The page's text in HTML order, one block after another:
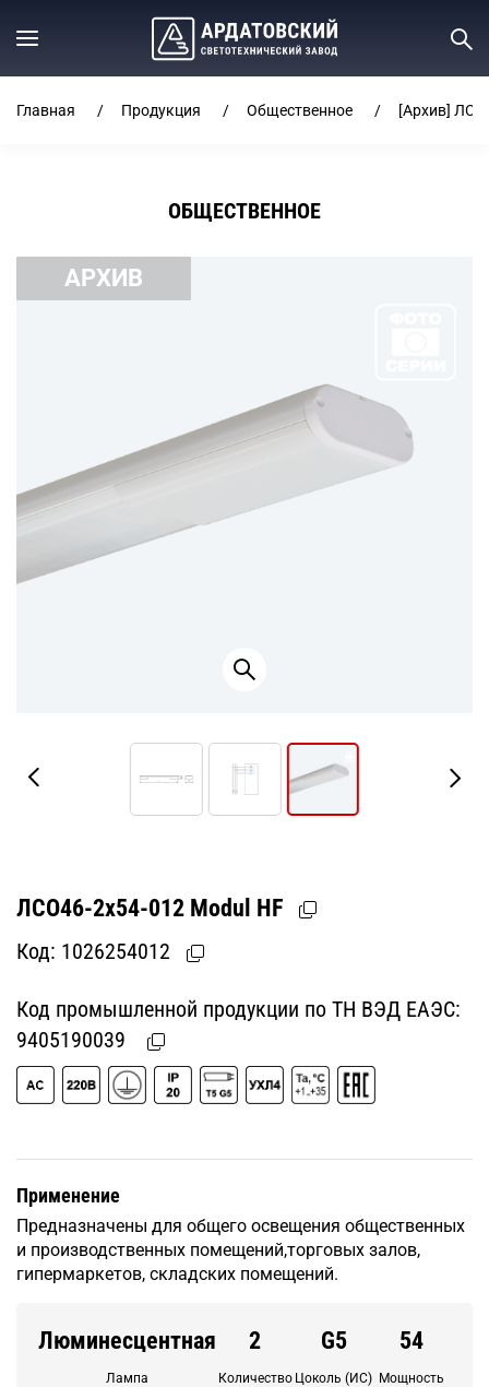
Главная Продукция Общественное [Архив]
ОБЩЕСТВЕННОЕ
АРХИВ
ЛСО46-2х54-012 Modul HF
Код: 1026254012
Код промышленной продукции по ТН ВЭД ЕАЭС:
9405190039
Применение
Предназначены для общего освещения общественных
и производственных помещений,торговых залов,
гипермаркетов, складских помещений.
Люминесцентная
Лампа
2
Количество
G5
Цоколь (ИС)
54
Мощность